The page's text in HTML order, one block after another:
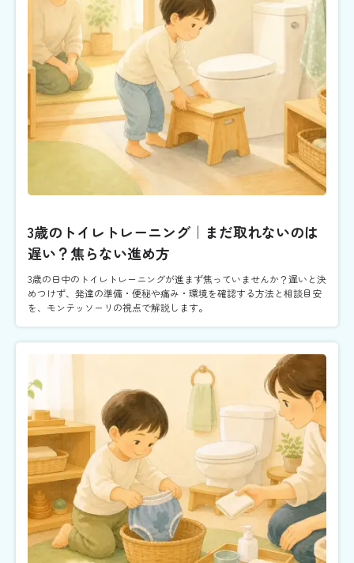
3歳のトイレトレーニング｜まだ取れないのは
遅い？焦らない進め方
3歳の日中のトイレトレーニングが進まず焦っていませんか？遅いと決
めつけず、発達の準備・便秘や痛み・環境を確認する方法と相談目安
を、モンテッソーリの視点で解説します。